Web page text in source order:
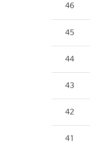
46
45
44
43
42
41